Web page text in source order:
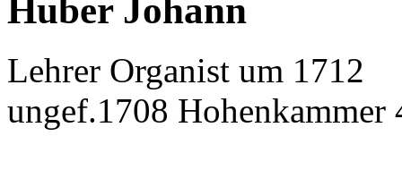
Huber Johann
Lehrer Organist um 1712
ungef.1708 Hohenkammer